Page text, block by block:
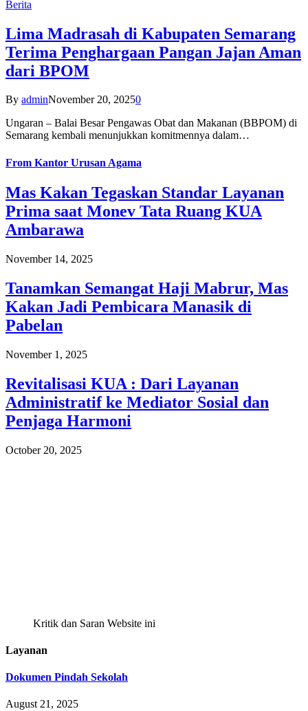
Berita
Lima Madrasah di Kabupaten Semarang
Terima Penghargaan Pangan Jajan Aman
dari BPOM
By adminNovember 20, 20250
Ungaran – Balai Besar Pengawas Obat dan Makanan (BBPOM) di
Semarang kembali menunjukkan komitmennya dalam…
From Kantor Urusan Agama
Mas Kakan Tegaskan Standar Layanan
Prima saat Monev Tata Ruang KUA
Ambarawa
November 14, 2025
Tanamkan Semangat Haji Mabrur, Mas
Kakan Jadi Pembicara Manasik di
Pabelan
November 1, 2025
Revitalisasi KUA : Dari Layanan
Administratif ke Mediator Sosial dan
Penjaga Harmoni
October 20, 2025
Kritik dan Saran Website ini
Layanan
Dokumen Pindah Sekolah
August 21, 2025